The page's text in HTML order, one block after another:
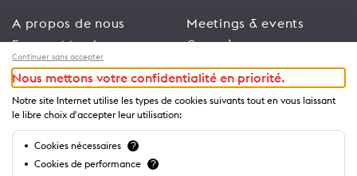
A propos de nous
Espace Membres
Emploi
Conditions générales
d’utilisation
Politique de
confidentialité
Meetings & events
Congrès
Trade
Espace Médias
Annonceurs
Brochures et guides
Continuer sans accepter
Nous mettons votre confidentialité en priorité.
Notre site Internet utilise les types de cookies suivants tout en vous laissant
le libre choix d'accepter leur utilisation:
Cookies nécessaires ?
Cookies de performance ?